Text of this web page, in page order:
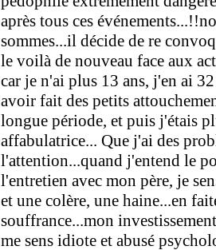
après tous ces
sommes...il décide de re
le voilà de nouveau face aux
car je n'ai plus 13 ans, j'en ai
avoir fait des petits
longue période, et puis j'étais
affabulatrice... Que j'ai des
l'attention...quand j'entend le
l'entretien avec mon père, je
et une colère, une haine...en
souffrance...mon
me sens idiote et abusé